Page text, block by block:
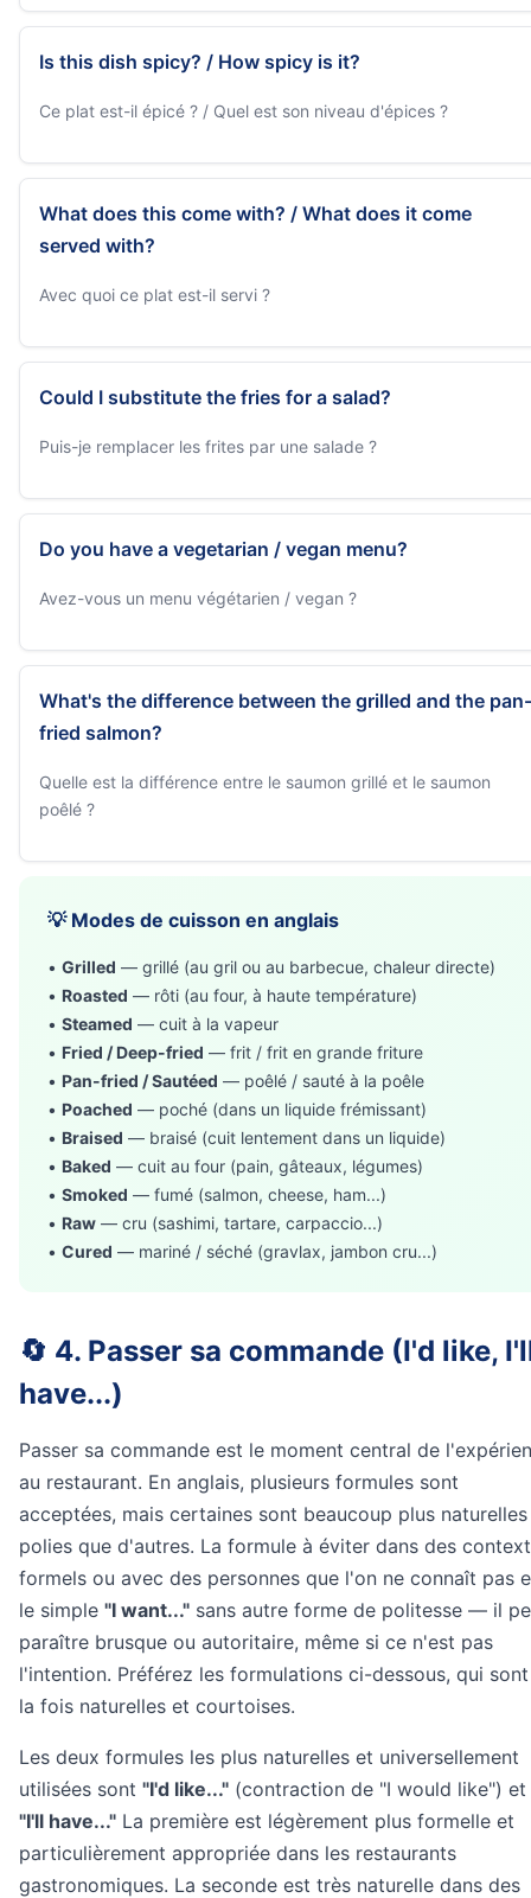
Is this dish spicy? / How spicy is it?
Ce plat est-il épicé ? / Quel est son niveau d'épices ?
What does this come with? / What does it come
served with?
Avec quoi ce plat est-il servi ?
Could I substitute the fries for a salad?
Puis-je remplacer les frites par une salade ?
Do you have a vegetarian / vegan menu?
Avez-vous un menu végétarien / vegan ?
What's the difference between the grilled and the pan-
fried salmon?
Quelle est la différence entre le saumon grillé et le saumon
poêlé ?
💡 Modes de cuisson en anglais
• Grilled — grillé (au gril ou au barbecue, chaleur directe)
• Roasted — rôti (au four, à haute température)
• Steamed — cuit à la vapeur
• Fried / Deep-fried — frit / frit en grande friture
• Pan-fried / Sautéed — poêlé / sauté à la poêle
• Poached — poché (dans un liquide frémissant)
• Braised — braisé (cuit lentement dans un liquide)
• Baked — cuit au four (pain, gâteaux, légumes)
• Smoked — fumé (salmon, cheese, ham...)
• Raw — cru (sashimi, tartare, carpaccio...)
• Cured — mariné / séché (gravlax, jambon cru...)
🔄 4. Passer sa commande (I'd like,
have...)
Passer sa commande est le moment central de
au restaurant. En anglais, plusieurs formules sont
acceptées, mais certaines sont beaucoup plus
polies que d'autres. La formule à éviter dans des
formels ou avec des personnes que l'on ne connaît pas
le simple "I want..." sans autre forme de politesse — il
paraître brusque ou autoritaire, même si ce n'est pas
l'intention. Préférez les formulations ci-dessous, qui
la fois naturelles et courtoises.
Les deux formules les plus naturelles et universellement
utilisées sont "I'd like..." (contraction de "I would like") et
"I'll have..." La première est légèrement plus formelle et
particulièrement appropriée dans les restaurants
gastronomiques. La seconde est très naturelle dans des